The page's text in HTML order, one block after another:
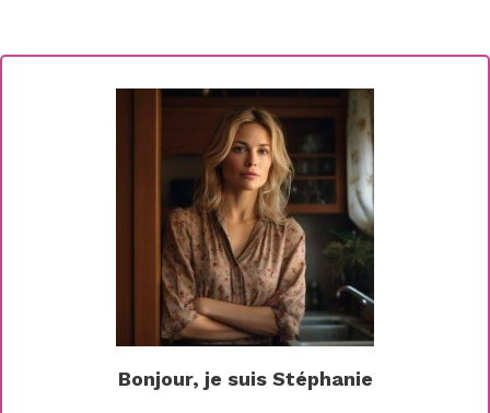
Bonjour, je suis Stéphanie